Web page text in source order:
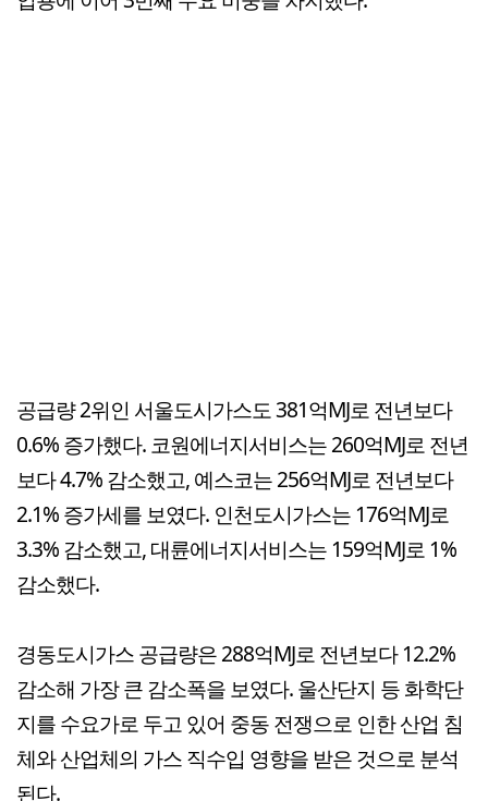
공급량 2위인 서울도시가스도 381억MJ로 전년보다
0.6% 증가했다. 코원에너지서비스는 260억MJ로 전년
보다 4.7% 감소했고, 예스코는 256억MJ로 전년보다
2.1% 증가세를 보였다. 인천도시가스는 176억MJ로
3.3% 감소했고, 대륜에너지서비스는 159억MJ로 1%
감소했다.
경동도시가스 공급량은 288억MJ로 전년보다 12.2%
감소해 가장 큰 감소폭을 보였다. 울산단지 등 화학단
지를 수요가로 두고 있어 중동 전쟁으로 인한 산업 침
체와 산업체의 가스 직수입 영향을 받은 것으로 분석
된다.